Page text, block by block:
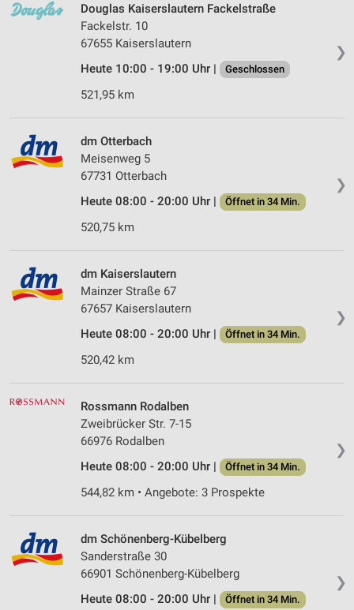
❯
Douglas Kaiserslautern Fackelstraße
Fackelstr. 10
67655 Kaiserslautern
Heute 10:00 - 19:00 Uhr |
Geschlossen
521,95 km
❯
dm Otterbach
Meisenweg 5
67731 Otterbach
Heute 08:00 - 20:00 Uhr |
Öffnet in 34 Min.
520,75 km
❯
dm Kaiserslautern
Mainzer Straße 67
67657 Kaiserslautern
Heute 08:00 - 20:00 Uhr |
Öffnet in 34 Min.
520,42 km
❯
Rossmann Rodalben
Zweibrücker Str. 7-15
66976 Rodalben
Heute 08:00 - 20:00 Uhr |
Öffnet in 34 Min.
544,82 km • Angebote: 3 Prospekte
❯
dm Schönenberg-Kübelberg
Sanderstraße 30
66901 Schönenberg-Kübelberg
Heute 08:00 - 20:00 Uhr |
Öffnet in 34 Min.